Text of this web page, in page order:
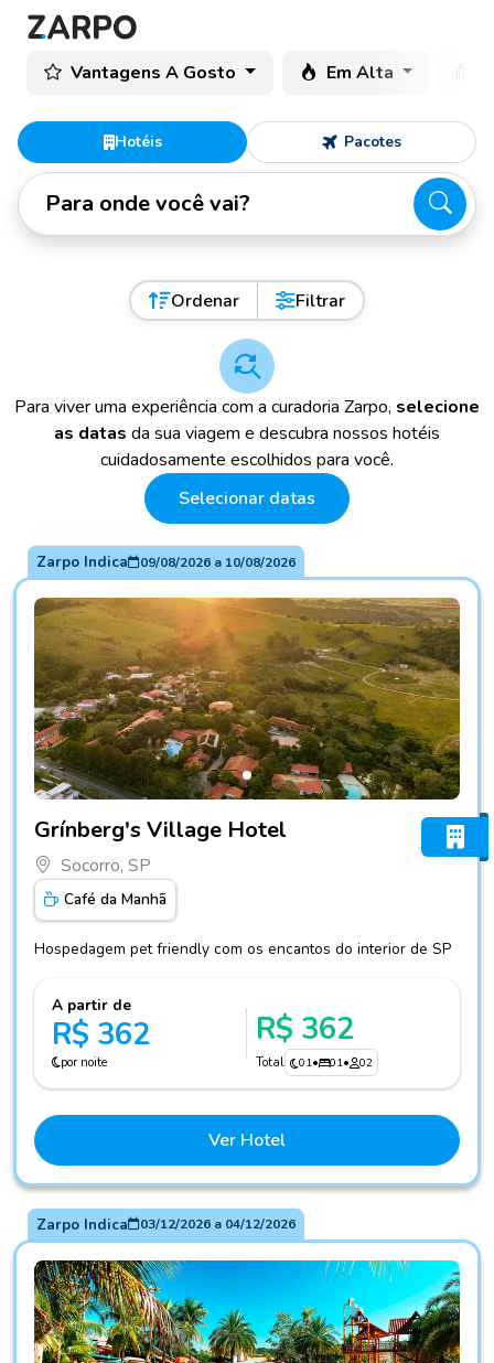
Vantagens A Gosto Em Alta
Hotéis Pacotes
Para onde você vai?
Ordenar Filtrar
Para viver uma experiência com a curadoria Zarpo, selecione
as datas da sua viagem e descubra nossos hotéis
cuidadosamente escolhidos para você.
Selecionar datas
Zarpo Indica 09/08/2026a 10/08/2026
Grínberg's Village Hotel
Socorro, SP
Café da Manhã
Hospedagem pet friendly com os encantos do interior de SP
A partir de
R$ 362
por noite
R$ 362
Total 01• 01• 02
Ver Hotel
Zarpo Indica 03/12/2026a 04/12/2026